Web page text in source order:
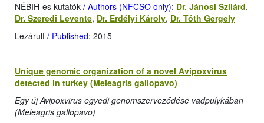
NÉBIH-es kutatók / Authors (NFCSO only): Dr. Jánosi Szilárd,
Dr. Szeredi Levente, Dr. Erdélyi Károly, Dr. Tóth Gergely
Lezárult / Published: 2015
Unique genomic organization of a novel Avipoxvirus
detected in turkey (Meleagris gallopavo)
Egy új Avipoxvirus egyedi genomszerveződése vadpulykában
(Meleagris gallopavo)